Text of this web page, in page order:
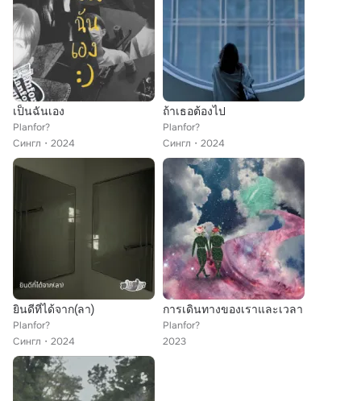
เป็นฉันเอง
Planfor?
Сингл
2024
ถ้าเธอต้องไป
Planfor?
Сингл
2024
ยินดีที่ได้จาก(ลา)
Planfor?
Сингл
2024
การเดินทางของเราและเวลา
Planfor?
2023